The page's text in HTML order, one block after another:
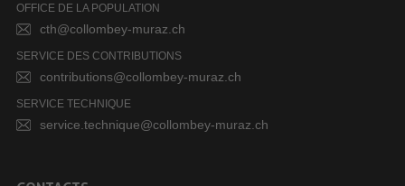
OFFICE DE LA POPULATION
cth@collombey-muraz.ch
SERVICE DES CONTRIBUTIONS
contributions@collombey-muraz.ch
SERVICE TECHNIQUE
service.technique@collombey-muraz.ch